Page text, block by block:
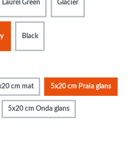
Laurel Green Glacier
Black
cm mat 5x20 cm Praia glans
5x20 cm Onda glans